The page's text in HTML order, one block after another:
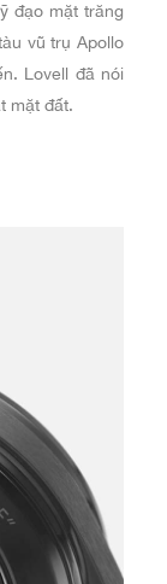
đạo mặt trăng
vũ trụ Apollo
Lovell đã nói
mặt đất.